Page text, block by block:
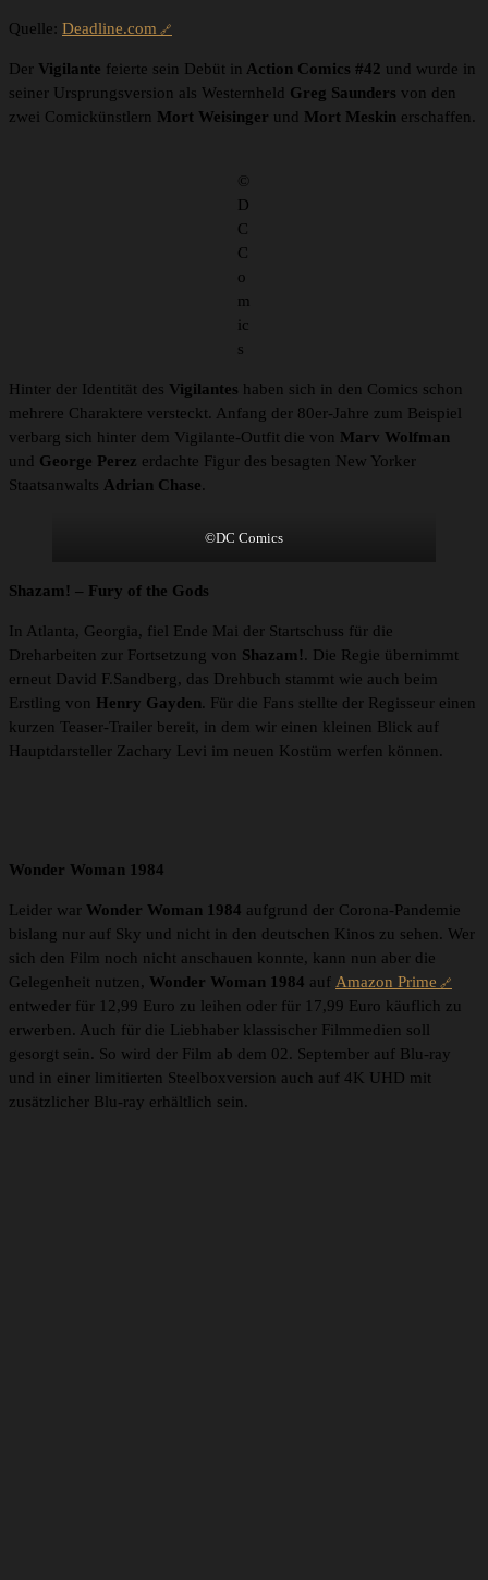
Quelle: Deadline.com
Der Vigilante feierte sein Debüt in Action Comics #42 und wurde in
seiner Ursprungsversion als Westernheld Greg Saunders von den
zwei Comickünstlern Mort Weisinger und Mort Meskin erschaffen.
©
D
C
C
o
m
ic
s
Hinter der Identität des Vigilantes haben sich in den Comics schon
mehrere Charaktere versteckt. Anfang der 80er-Jahre zum Beispiel
verbarg sich hinter dem Vigilante-Outfit die von Marv Wolfman
und George Perez erdachte Figur des besagten New Yorker
Staatsanwalts Adrian Chase.
©DC Comics
Shazam! – Fury of the Gods
In Atlanta, Georgia, fiel Ende Mai der Startschuss für die
Dreharbeiten zur Fortsetzung von Shazam!. Die Regie übernimmt
erneut David F.Sandberg, das Drehbuch stammt wie auch beim
Erstling von Henry Gayden. Für die Fans stellte der Regisseur einen
kurzen Teaser-Trailer bereit, in dem wir einen kleinen Blick auf
Hauptdarsteller Zachary Levi im neuen Kostüm werfen können.
Wonder Woman 1984
Leider war Wonder Woman 1984 aufgrund der Corona-Pandemie
bislang nur auf Sky und nicht in den deutschen Kinos zu sehen. Wer
sich den Film noch nicht anschauen konnte, kann nun aber die
Gelegenheit nutzen, Wonder Woman 1984 auf Amazon Prime
entweder für 12,99 Euro zu leihen oder für 17,99 Euro käuflich zu
erwerben. Auch für die Liebhaber klassischer Filmmedien soll
gesorgt sein. So wird der Film ab dem 02. September auf Blu-ray
und in einer limitierten Steelboxversion auch auf 4K UHD mit
zusätzlicher Blu-ray erhältlich sein.